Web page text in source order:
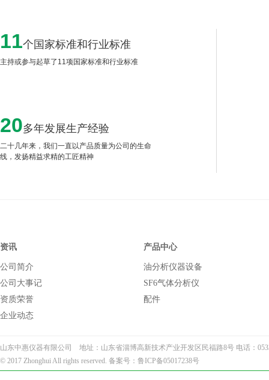
11个国家标准和行业标准
主持或参与起草了11项国家标准和行业标准
20多年发展生产经验
二十几年来，我们一直以产品质量为公司的生命
线，发扬精益求精的工匠精神